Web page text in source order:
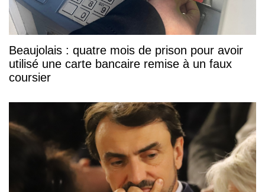
Beaujolais : quatre mois de prison pour avoir
utilisé une carte bancaire remise à un faux
coursier